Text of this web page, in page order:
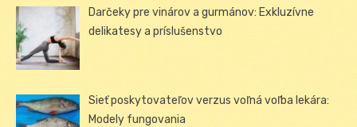
Darčeky pre vinárov a gurmánov: Exkluzívne
delikatesy a príslušenstvo
Sieť poskytovateľov verzus voľná voľba lekára:
Modely fungovania